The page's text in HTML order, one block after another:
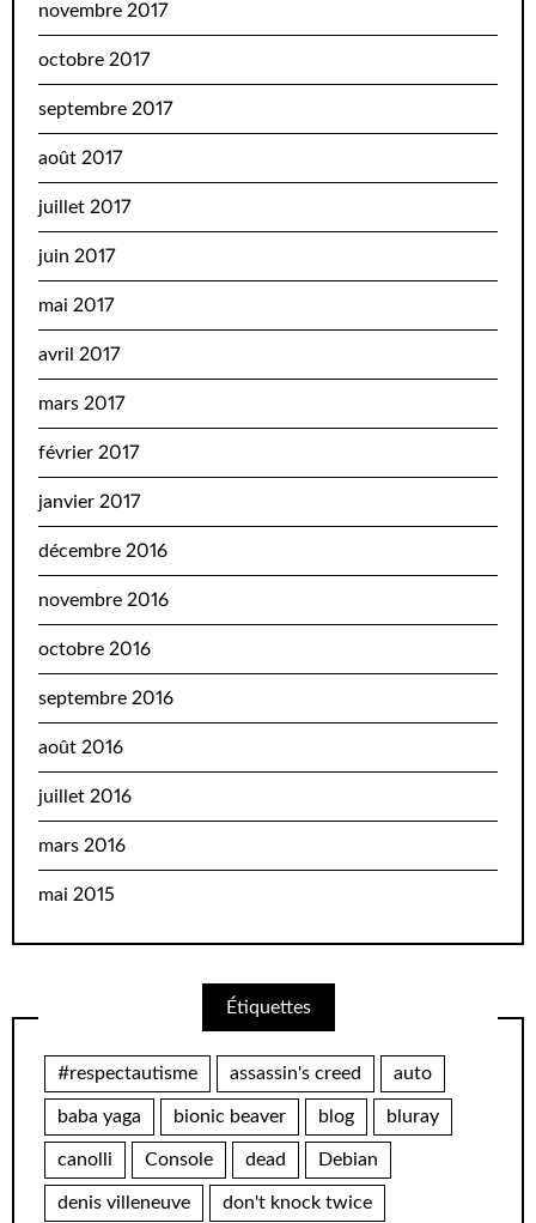
novembre 2017
octobre 2017
septembre 2017
août 2017
juillet 2017
juin 2017
mai 2017
avril 2017
mars 2017
février 2017
janvier 2017
décembre 2016
novembre 2016
octobre 2016
septembre 2016
août 2016
juillet 2016
mars 2016
mai 2015
Étiquettes
#respectautisme assassin's creed auto
baba yaga bionic beaver blog bluray
canolli Console dead Debian
denis villeneuve don't knock twice